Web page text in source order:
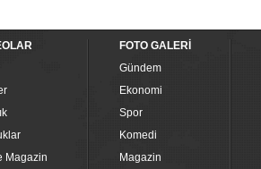
Magazin
FOTO GALERİ
Gündem
Ekonomi
Spor
Komedi
Magazin